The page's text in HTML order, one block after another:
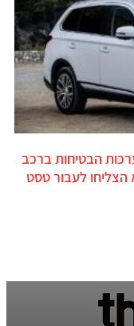
הבטיחות ברכב
לעבור טסט